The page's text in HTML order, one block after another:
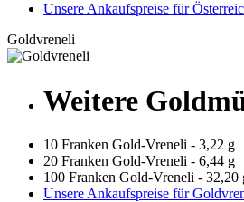
Unsere Ankaufspreise für
Goldvreneli
Weitere
10 Franken Gold-Vreneli - 3,22 g
20 Franken Gold-Vreneli - 6,44 g
100 Franken Gold-Vreneli - 32,20
Unsere Ankaufspreise für